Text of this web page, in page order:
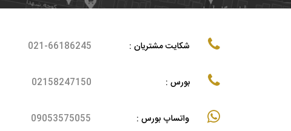
شکایت مشتریان : 021-66186245
بورس : 02158247150
واتساپ بورس : 09053575055